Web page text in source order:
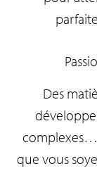
Des
complexes…
que vous